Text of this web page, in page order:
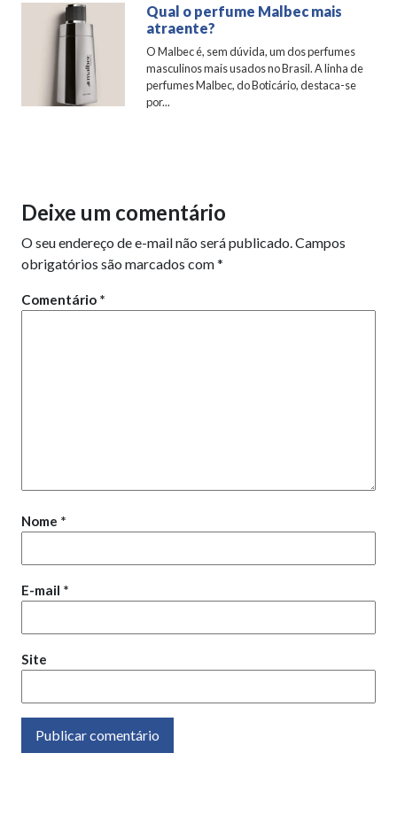
Qual o perfume Malbec mais
atraente?
O Malbec é, sem dúvida, um dos perfumes
masculinos mais usados no Brasil. A linha de
perfumes Malbec, do Boticário, destaca-se
por...
Deixe um comentário
O seu endereço de e-mail não será publicado. Campos
obrigatórios são marcados com*
Comentário *
Nome *
E-mail *
Site